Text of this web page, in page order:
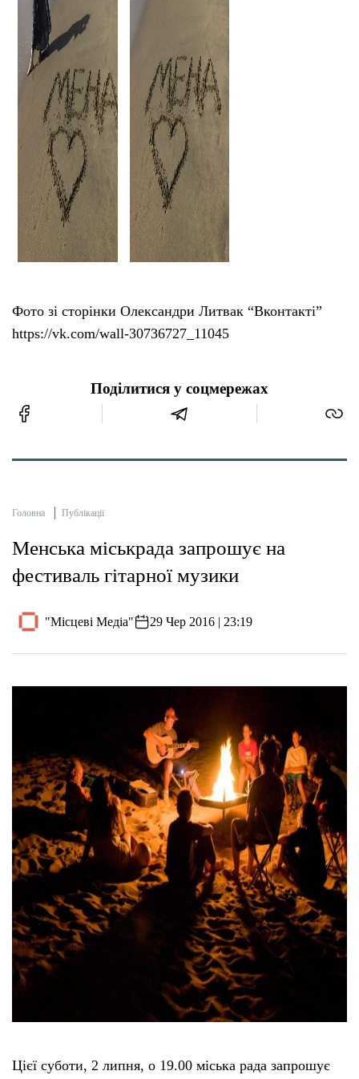
Фото зі сторінки Олександри Литвак “Вконтакті”
https://vk.com/wall-30736727_11045
Поділитися у соцмережах
Головна Публікації
Менська міськрада запрошує на
фестиваль гітарної музики
"Місцеві Медіа" 29 Чер 2016 | 23:19
Цієї суботи, 2 липня, о 19.00 міська рада запрошує